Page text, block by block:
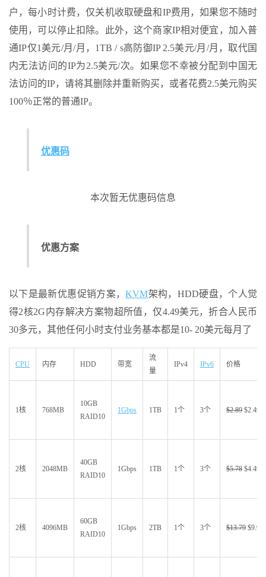
户，每小时计费，仅关机收取硬盘和IP费用，如果您不随时
使用，可以停止扣除。此外，这个商家IP相对便宜，加入普
通IP仅1美元/月/月，1TB / s高防御IP 2.5美元/月/月，取代国
内无法访问的IP为2.5美元/次。如果您不幸被分配到中国无
法访问的IP，请将其删除并重新购买，或者花费2.5美元购买
100％正常的普通IP。
优惠码
本次暂无优惠码信息
优惠方案
以下是最新优惠促销方案，KVM架构，HDD硬盘，个人觉
得2核2G内存解决方案物超所值，仅4.49美元，折合人民币
30多元，其他任何小时支付业务基本都是10- 20美元每月了
CPU 内存 HDD 带宽
流
量
IPv4 IPv6 价格
1核 768MB
10GB
RAID10
1Gbps 1TB 1个 3个 $2.89 $2.49
2核 2048MB
40GB
RAID10
1Gbps 1TB 1个 3个 $5.78 $4.49
2核 4096MB
60GB
RAID10
1Gbps 2TB 1个 3个 $13.79 $9.99